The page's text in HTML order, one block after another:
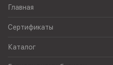
Главная
Сертификаты
Каталог